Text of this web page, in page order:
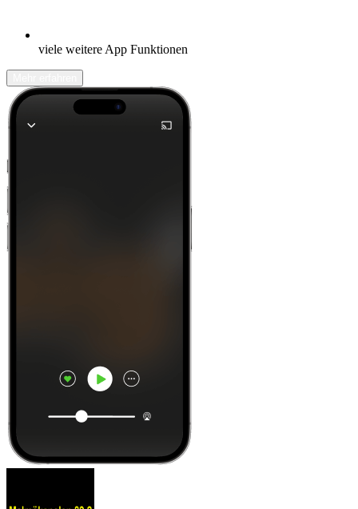
viele weitere App Funktionen